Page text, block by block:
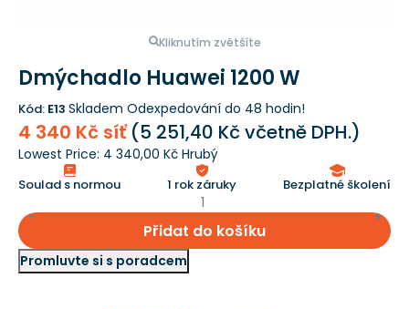
Kliknutím zvětšíte
Dmýchadlo Huawei 1200 W
Kód: E13 Skladem Odexpedování do 48 hodin!
4 340 Kč síť (5 251,40 Kčvčetně DPH.)
Lowest Price: 4 340,00 Kč Hrubý
Soulad s normou 1 rok záruky Bezplatné školení
Přidat do košíku
Promluvte si s poradcem